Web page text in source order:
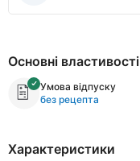
Основні властивості
Умова відпуску
без рецепта
Характеристики